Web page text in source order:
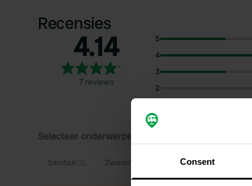
Consent
Recensies
4.14
7 reviews
5
4
3
2
Selecteer onderwerpen om recensies over te lezen:
Sanitair Zwemmen Rustig(2)